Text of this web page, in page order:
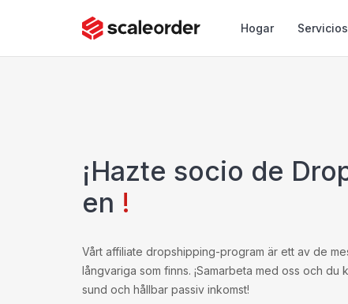
Hogar Servicios
¡Hazte socio de
en !
Vårt affiliate dropshipping-program är ett av de
långvariga som finns. ¡Samarbeta med oss och du
sund och hållbar passiv inkomst!